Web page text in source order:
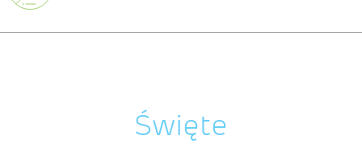
Święte